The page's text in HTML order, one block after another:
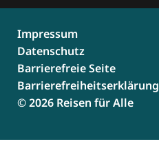
© 2026 Reisen für Alle
Impressum
Datenschutz
Barrierefreie Seite
Barrierefreiheitserklärung